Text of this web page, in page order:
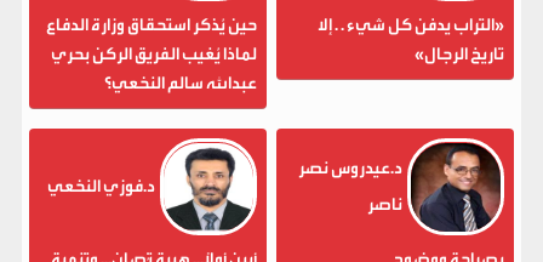
«التراب يدفن كل شيء . . إلا
تاريخ الرجال»
حين يُذكر استحقاق وزارة الدفاع
لماذا يُغيب الفريق الركن بحري
عبدالله سالم النخعي؟
د.عيدروس نصر
ناصر
د.فوزي النخعي